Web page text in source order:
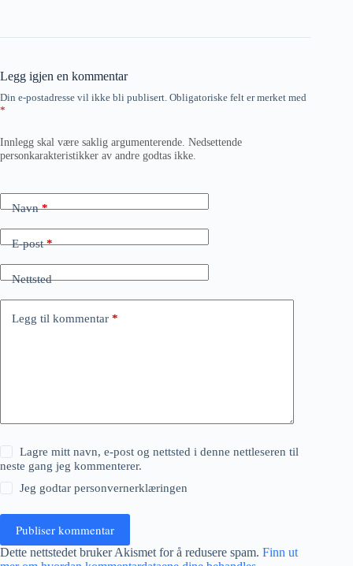
Legg igjen en kommentar
Din e-postadresse vil ikke bli publisert. Obligatoriske felt er merket med
*
Innlegg skal være saklig argumenterende. Nedsettende
personkarakteristikker av andre godtas ikke.
Navn*
E-post*
Nettsted
Legg til kommentar *
Lagre mitt navn, e-post og nettsted i denne nettleseren til
neste gang jeg kommenterer.
Jeg godtarpersonvernerklæringen
Publiser kommentar
Dette nettstedet bruker Akismet for å redusere spam. Finn ut